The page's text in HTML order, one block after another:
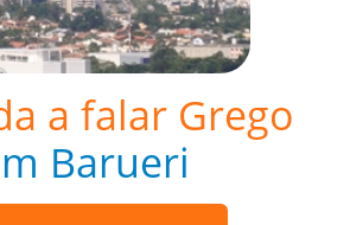
a falar Grego
Barueri